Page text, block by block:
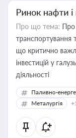
Ринок нафти і
Про що тема: Про
транспортування
що критично
інвестицій у
діяльності
Паливно-
Металургія